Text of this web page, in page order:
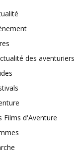
des aventuriers
Films d'Aventure